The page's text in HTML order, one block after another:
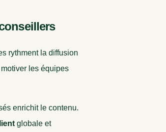
rythment la diffusion
les équipes
enrichit le contenu.
globale et